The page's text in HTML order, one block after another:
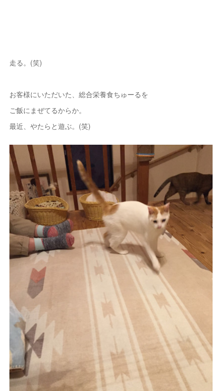
走る。(笑)
お客様にいただいた、総合栄養食ちゅーるを
ご飯にまぜてるからか。
最近、やたらと遊ぶ。(笑)